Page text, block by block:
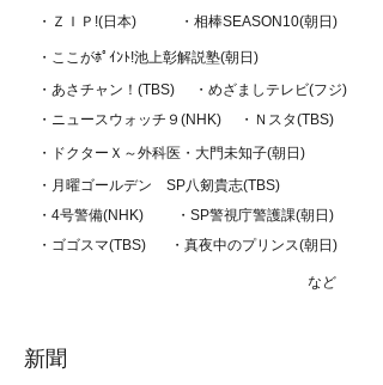
​・ＺＩＰ!(日本)
・相棒SEASON10(朝日)
​・ここがﾎﾟｲﾝﾄ!池上彰解説塾(朝日)
​・あさチャン！(TBS)
​・めざましテレビ(フジ)
・ニュースウォッチ９(NHK)
​・Ｎスタ(TBS)
​・ドクターＸ～外科医・大門未知子(朝日)
・月曜ゴールデン SP八剱貴志(TBS)
・4号警備(NHK)
​・ゴゴスマ(TBS)
​・SP警視庁警護課(朝日)
​・真夜中のプリンス(朝日)
​など
​新聞